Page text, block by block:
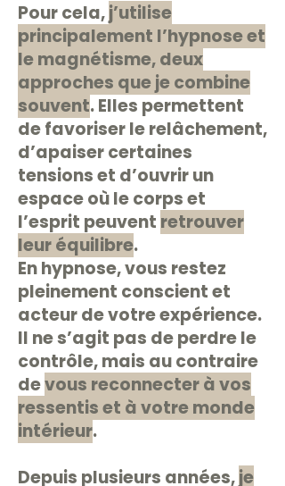
Pour cela,j’utilise
principalement l’hypnose et
le magnétisme, deux
approches que je combine
souvent. Elles permettent
de favoriser le relâchement,
d’apaiser certaines
tensions et d’ouvrir un
espace où le corps et
l’esprit peuvent retrouver
leur équilibre.
En hypnose, vous restez
pleinement conscient et
acteur de votre expérience.
Il ne s’agit pas de perdre le
contrôle, mais au contraire
devous reconnecter à vos
ressentis et à votre monde
intérieur.
Depuis plusieurs années,je